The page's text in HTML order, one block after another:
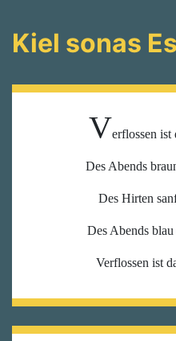
Kiel sonas
Verflossen ist
Des Abends
Des Hirten
Des Abends
Verflossen ist